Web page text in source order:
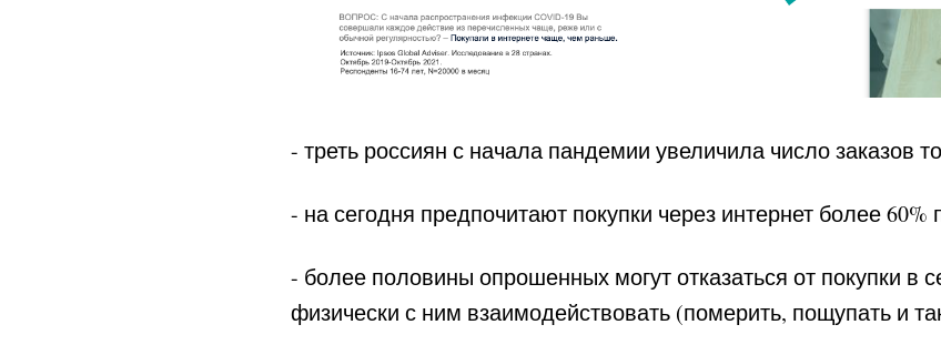
- треть россиян с начала пандемии увеличила число заказов
- на сегодня предпочитают покупки через интернет более 60%
- более половины опрошенных могут отказаться от покупки в
физически с ним взаимодействовать (померить, пощупать и